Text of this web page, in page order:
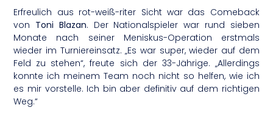
Erfreulich aus rot-weiß-riter Sicht war das Comeback
von Toni Blazan. Der Nationalspieler war rund sieben
Monate nach seiner Meniskus-Operation erstmals
wieder im Turniereinsatz. „Es war super, wieder auf dem
Feld zu stehen“, freute sich der 33-Jährige. „Allerdings
konnte ich meinem Team noch nicht so helfen, wie ich
es mir vorstelle. Ich bin aber definitiv auf dem richtigen
Weg.“